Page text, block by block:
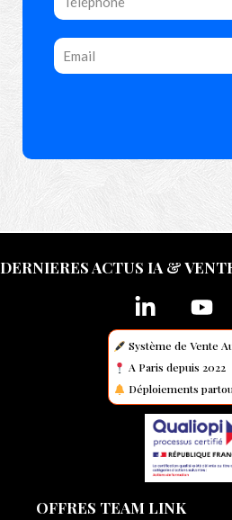
DERNIERES ACTUS IA &
Système de Vente
A Paris depuis 2022
Déploiements
OFFRES TEAM LINK